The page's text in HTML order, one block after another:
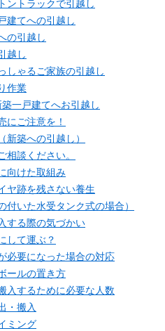
ントラックで引越し
建てへの引越し
の引越し
越し
しゃるご家族の引越し
作業
一戸建てへお引越し
にご注意を！
新築への引越し）
相談ください。
向けた取組み
ヤ跡を残さない養生
いた水受タンク式の場合）
する際の気づかい
して運ぶ？
必要になった場合の対応
ールの置き方
入するために必要な人数
・搬入
ミング